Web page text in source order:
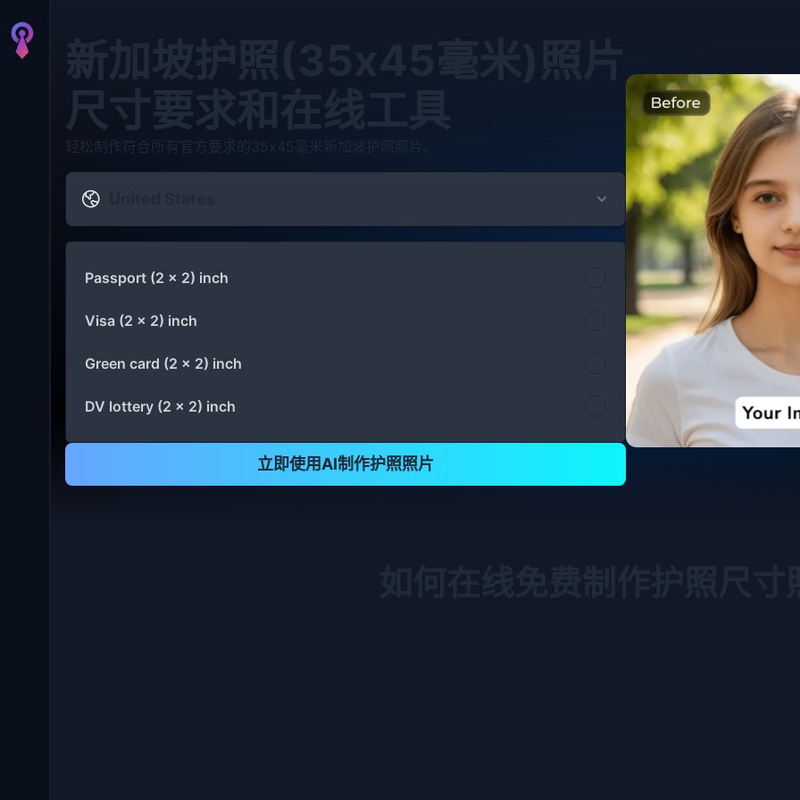
新加坡护照(35x45毫米)照片
尺寸要求和在线工具
轻松制作符合所有官方要求的35x45毫米新加坡护照照片。
Passport (2 x 2) inch
Visa (2 x 2) inch
Green card (2 x 2) inch
DV lottery (2 x 2) inch
立即使用AI制作护照照片